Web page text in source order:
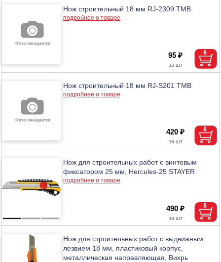
Нож строительный 18 мм RJ-2309 ТМВ
подробнее о товаре
95 ₽
Нож строительный 18 мм RJ-S201 ТМВ
подробнее о товаре
420 ₽
Нож для строительных работ с винтовым
фиксатором 25 мм, Hercules-25 STAYER
подробнее о товаре
490 ₽
Нож для строительных работ с выдвижным
лезвием 18 мм, пластиковый корпус,
металлическая направляющая, Вихрь